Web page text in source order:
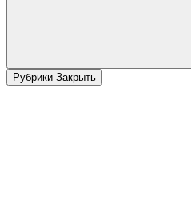
Рубрики Закрыть